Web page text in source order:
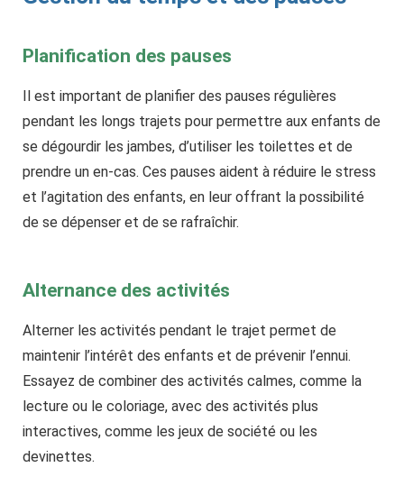
Planification des pauses
Il est important de planifier des pauses régulières
pendant les longs trajets pour permettre aux enfants de
se dégourdir les jambes, d’utiliser les toilettes et de
prendre un en-cas. Ces pauses aident à réduire le stress
et l’agitation des enfants, en leur offrant la possibilité
de se dépenser et de se rafraîchir.
Alternance des activités
Alterner les activités pendant le trajet permet de
maintenir l’intérêt des enfants et de prévenir l’ennui.
Essayez de combiner des activités calmes, comme la
lecture ou le coloriage, avec des activités plus
interactives, comme les jeux de société ou les
devinettes.